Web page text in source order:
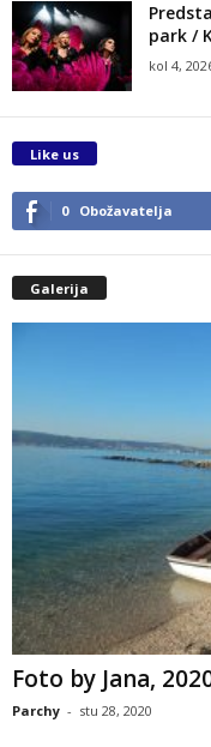
park /
kol 4,
Like us
0 Obožavatelja
Galerija
Foto by Jana,
Parchy - stu 28, 2020